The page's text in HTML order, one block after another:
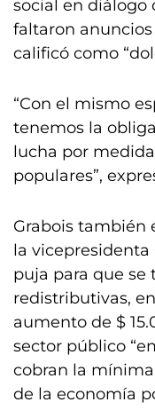
social en diálogo
faltaron
calificó como
“Con el mismo
tenemos la
lucha por
populares”,
Grabois también
la
puja para que
redistributivas,
aumento de $
sector público
cobran la
de la economía